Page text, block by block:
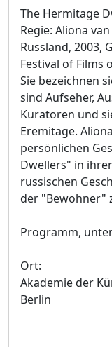
The Hermitage
Regie: Aliona
Russland, 2003,
Festival of Films
Sie bezeichnen
sind Aufseher,
Kuratoren und
Eremitage.
persönlichen
Dwellers" in
russischen
der "Bewohner"
Programm,
Ort:
Akademie der
Berlin